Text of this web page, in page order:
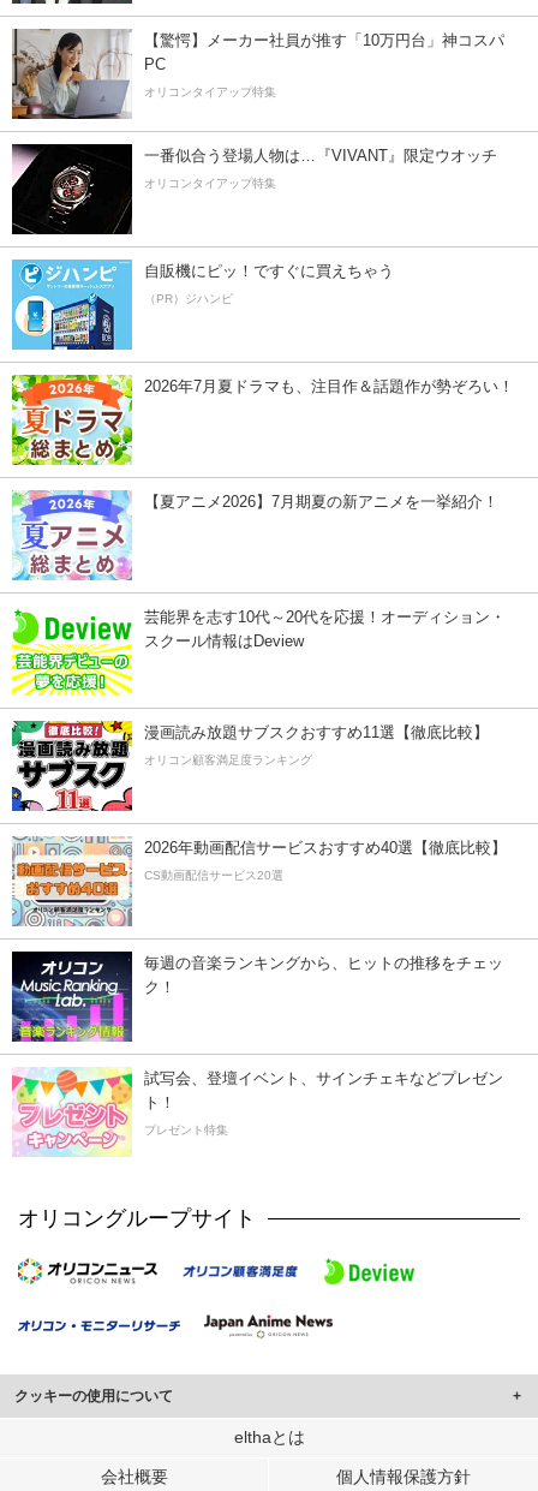
【驚愕】メーカー社員が推す「10万円台」神コスパ
PC
オリコンタイアップ特集
一番似合う登場人物は…『VIVANT』限定ウオッチ
オリコンタイアップ特集
自販機にピッ！ですぐに買えちゃう
（PR）ジハンピ
2026年7月夏ドラマも、注目作＆話題作が勢ぞろい！
【夏アニメ2026】7月期夏の新アニメを一挙紹介！
芸能界を志す10代～20代を応援！オーディション・
スクール情報はDeview
漫画読み放題サブスクおすすめ11選【徹底比較】
オリコン顧客満足度ランキング
2026年動画配信サービスおすすめ40選【徹底比較】
CS動画配信サービス20選
毎週の音楽ランキングから、ヒットの推移をチェッ
ク！
試写会、登壇イベント、サインチェキなどプレゼン
ト！
プレゼント特集
オリコングループサイト
クッキーの使用について
このサイトでは Cookie を使用して、ユーザーに合わせたコンテンツや広告の
行っています。
elthaとは
会社概要 個人情報保護方針